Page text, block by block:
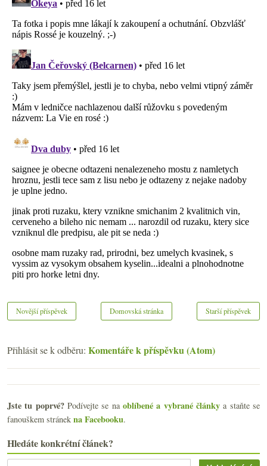
Novější příspěvek Starší příspěvek
Domovská stránka
Přihlásit se k odběru: Komentáře k příspěvku (Atom)
Jste tu poprvé?Podívejte se naoblíbené a vybrané články a staňte se
fanouškem stránek na Facebooku.
Hledáte konkrétní článek?